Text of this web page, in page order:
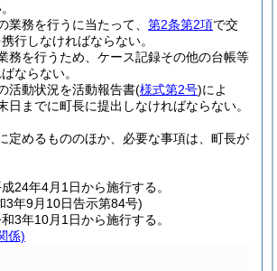
業務を行うに当たって、 第2条第2項で交
行しなければならない。
務を行うため、ケース記録その他の台帳等
ならない。
活動状況を活動報告書(様式第2号)によ
日までに町長に提出しなければならない。
定めるもののほか、必要な事項は、町長が
24年4月1日から施行する。
3年9月10日告示第84号)
3年10月1日から施行する。
係)